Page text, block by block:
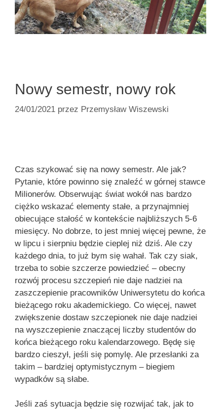
Nowy semestr, nowy rok
24/01/2021 przez Przemysław Wiszewski
Czas szykować się na nowy semestr. Ale jak?
Pytanie, które powinno się znaleźć w górnej stawce
Milionerów. Obserwując świat wokół nas bardzo
ciężko wskazać elementy stałe, a przynajmniej
obiecujące stałość w kontekście najbliższych 5-6
miesięcy. No dobrze, to jest mniej więcej pewne, że
w lipcu i sierpniu będzie cieplej niż dziś. Ale czy
każdego dnia, to już bym się wahał. Tak czy siak,
trzeba to sobie szczerze powiedzieć – obecny
rozwój procesu szczepień nie daje nadziei na
zaszczepienie pracowników Uniwersytetu do końca
bieżącego roku akademickiego. Co więcej, nawet
zwiększenie dostaw szczepionek nie daje nadziei
na wyszczepienie znaczącej liczby studentów do
końca bieżącego roku kalendarzowego. Będę się
bardzo cieszył, jeśli się pomylę. Ale przesłanki za
takim – bardziej optymistycznym – biegiem
wypadków są słabe.
Jeśli zaś sytuacja będzie się rozwijać tak, jak to